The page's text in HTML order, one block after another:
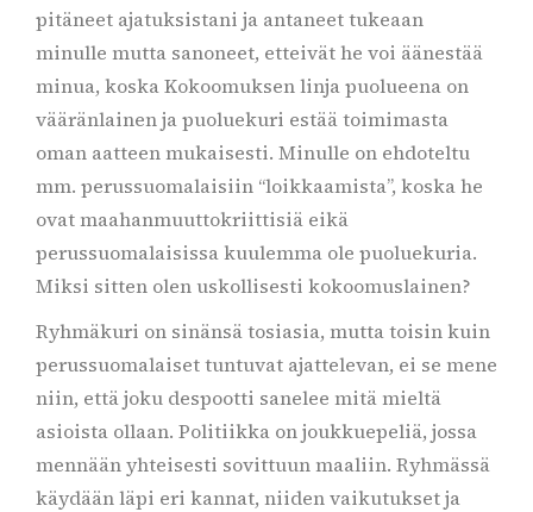
pitäneet ajatuksistani ja antaneet tukeaan
minulle mutta sanoneet, etteivät he voi äänestää
minua, koska Kokoomuksen linja puolueena on
vääränlainen ja puoluekuri estää toimimasta
oman aatteen mukaisesti. Minulle on ehdoteltu
mm. perussuomalaisiin “loikkaamista”, koska he
ovat maahanmuuttokriittisiä eikä
perussuomalaisissa kuulemma ole puoluekuria.
Miksi sitten olen uskollisesti kokoomuslainen?
Ryhmäkuri on sinänsä tosiasia, mutta toisin kuin
perussuomalaiset tuntuvat ajattelevan, ei se mene
niin, että joku despootti sanelee mitä mieltä
asioista ollaan. Politiikka on joukkuepeliä, jossa
mennään yhteisesti sovittuun maaliin. Ryhmässä
käydään läpi eri kannat, niiden vaikutukset ja